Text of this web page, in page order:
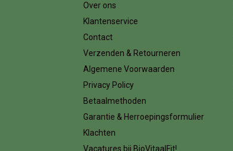
Over ons
Klantenservice
Contact
Verzenden & Retourneren
Algemene Voorwaarden
Privacy Policy
Betaalmethoden
Garantie & Herroepingsformulier
Klachten
Vacatures bij BioVitaalFit!